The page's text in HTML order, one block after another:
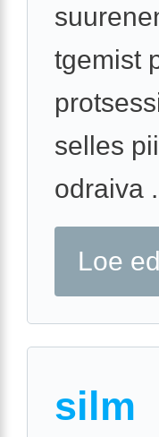
tgemist
selles
odraiva
Loe
silm